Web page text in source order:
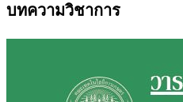
บทความวิชาการ